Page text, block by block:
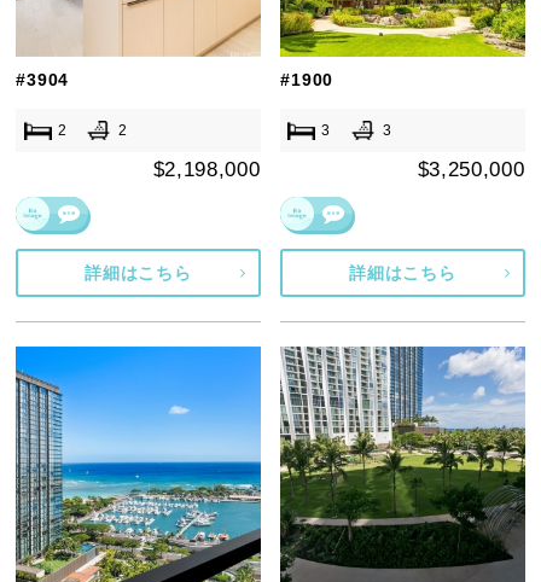
#3904
2 2
$2,198,000
詳細はこちら
#1900
3 3
$3,250,000
詳細はこちら